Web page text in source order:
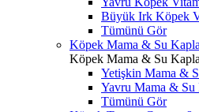
Büyük Irk Köpek
Tümünü Gör
Köpek Mama & Su
Köpek Mama & Su
Yetişkin Mama &
Yavru Mama & Su
Tümünü Gör